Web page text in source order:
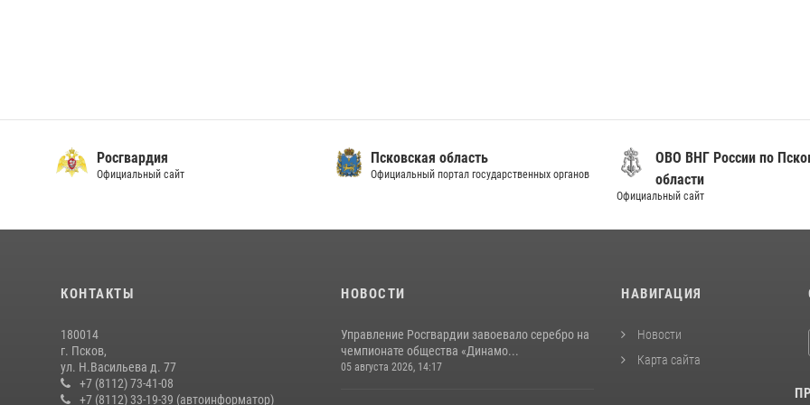
Росгвардия
Официальный сайт
Псковская область
Официальный портал государственных органов
ОВО ВНГ России по
области
Официальный сайт
КОНТАКТЫ
180014
г. Псков,
ул. Н.Васильева д. 77
+7 (8112) 73-41-08
+7 (8112) 33-19-39 (автоинформатор)
НОВОСТИ
Управление Росгвардии завоевало серебро на
чемпионате общества «Динамо...
05 августа 2026, 14:17
НАВИГАЦИЯ
Новости
Карта сайта